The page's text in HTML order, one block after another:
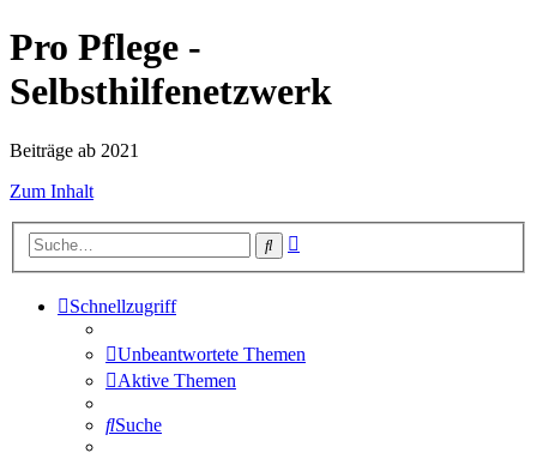
Pro Pflege -
Selbsthilfenetzwerk
Beiträge ab 2021
Zum Inhalt
Suche
Schnellzugriff
Unbeantwortete Themen
Aktive Themen
Suche